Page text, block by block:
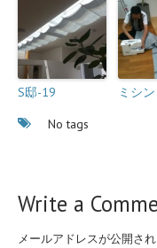
S邸-19 ミシン
No tags
Write a
メールアドレスが公開さ